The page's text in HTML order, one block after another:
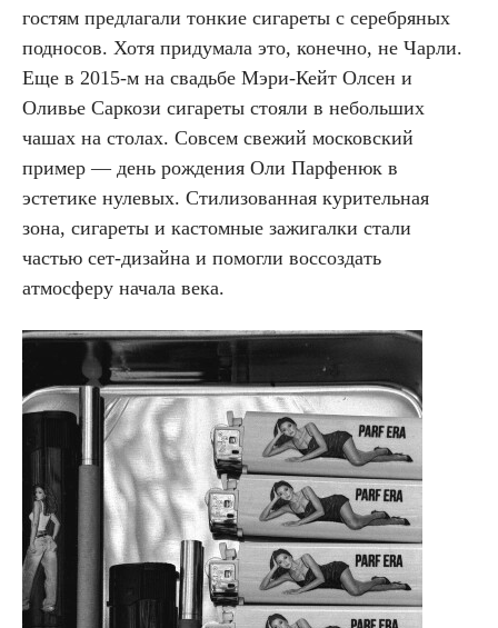
гостям предлагали тонкие сигареты с серебряных
подносов. Хотя придумала это, конечно, не Чарли.
Еще в 2015-м на свадьбе Мэри-Кейт Олсен и
Оливье Саркози сигареты стояли в небольших
чашах на столах. Совсем свежий московский
пример — день рождения Оли Парфенюк в
эстетике нулевых. Стилизованная курительная
зона, сигареты и кастомные зажигалки стали
частью сет-дизайна и помогли воссоздать
атмосферу начала века.